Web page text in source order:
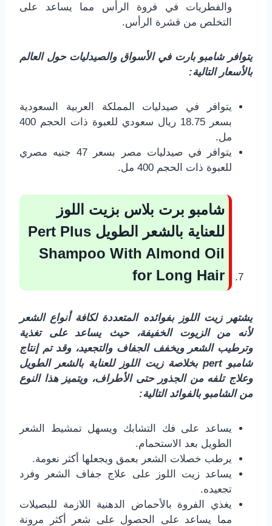
والفطريات في فروة الرأس مما يساعد على
التخلص من قشرة الرأس.
يتوافر شامبو بارت في الأسواق والصيدليات حول العالم
بالأسعار التالية:
يتوافر في صيدليات المملكة العربية السعودية
بسعر 18.75 ريال سعودي للعبوة ذات الحجم 400
مل.
يتوافر في صيدليات مصر بسعر 47 جنيه مصري
للعبوة ذات الحجم 400 مل.
شامبو برت بلاس بزيت اللوز
للعناية بالشعر الطويل Pert Plus
Shampoo With Almond Oil
for Long Hair
يشتهر زيت اللوز بفوائده المتعددة لكافة أنواع الشعر
لأنه من الزيوت الخفيفة، حيث يساعد على تغذية
وترطيب الشعر ويخفف الجفاف والتجعيد، وقد تم إنتاج
شامبو pert بخلاصة زيت اللوز للعناية بالشعر الطويل
وعلاج تلفه من الجذور حتى الأطراف، ويتميز هذا النوع
من الشامبو بالفوائد التالية:
يساعد على فك التشابك ويسهل تمشيط الشعر
الطويل بعد الاستحمام.
يرطب خصلات الشعر بعمق ويجعلها أكثر نعومة.
يساعد زيت اللوز على علاج جفاف الشعر وفرد
تجعيده.
يغذي الفروة بالأحماض الدهنية اللازمة للبصيلات
مما يساعد على الحصول على شعر أكثر مرونة